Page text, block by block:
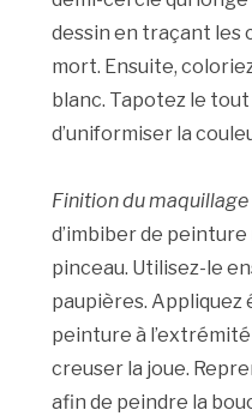
dessin en traçant les
mort. Ensuite,
blanc. Tapotez le
d’uniformiser la
Finition du
d’imbiber de
pinceau. Utilisez-le
paupières.
peinture à
creuser la joue.
afin de peindre la